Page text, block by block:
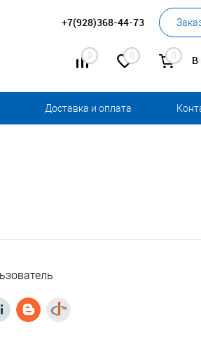
+7(928)368-44-73
0 0 0 В
Доставка и оплата